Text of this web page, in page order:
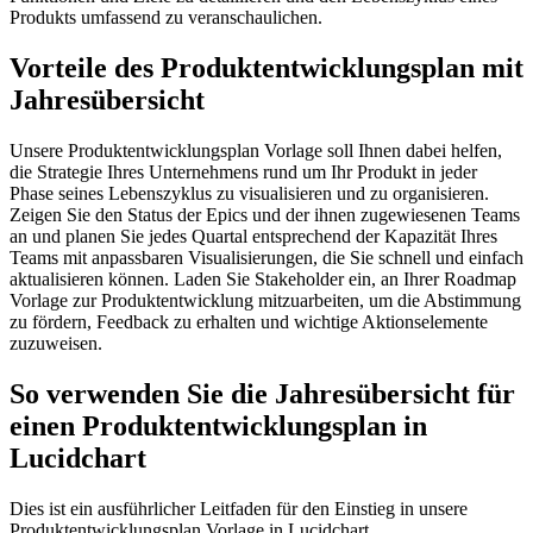
Produkts umfassend zu veranschaulichen.
Vorteile des Produktentwicklungsplan mit
Jahresübersicht
Unsere Produktentwicklungsplan Vorlage soll Ihnen dabei helfen,
die Strategie Ihres Unternehmens rund um Ihr Produkt in jeder
Phase seines Lebenszyklus zu visualisieren und zu organisieren.
Zeigen Sie den Status der Epics und der ihnen zugewiesenen Teams
an und planen Sie jedes Quartal entsprechend der Kapazität Ihres
Teams mit anpassbaren Visualisierungen, die Sie schnell und einfach
aktualisieren können. Laden Sie Stakeholder ein, an Ihrer Roadmap
Vorlage zur Produktentwicklung mitzuarbeiten, um die Abstimmung
zu fördern, Feedback zu erhalten und wichtige Aktionselemente
zuzuweisen.
So verwenden Sie die Jahresübersicht für
einen Produktentwicklungsplan in
Lucidchart
Dies ist ein ausführlicher Leitfaden für den Einstieg in unsere